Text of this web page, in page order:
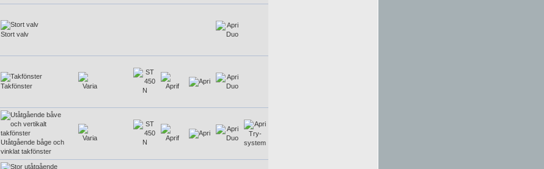
Stort valv
Takfönster
Utåtgående båge och
vinklat takfönster